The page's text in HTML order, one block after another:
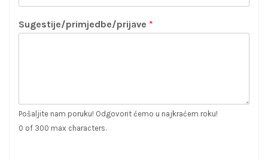
Sugestije/primjedbe/prijave *
Pošaljite nam poruku! Odgovorit ćemo u najkraćem roku!
0 of 300 max characters.